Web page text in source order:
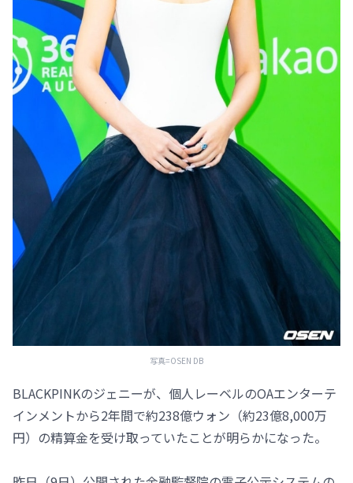
写真=OSEN DB
BLACKPINKのジェニーが、個人レーベルのOAエンターテ
インメントから2年間で約238億ウォン（約23億8,000万
円）の精算金を受け取っていたことが明らかになった。